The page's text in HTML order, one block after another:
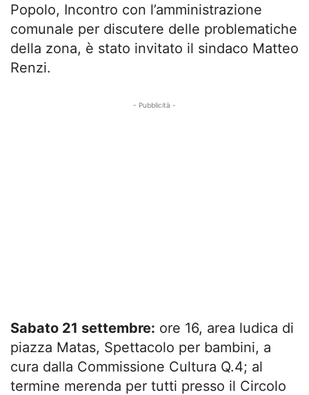
Popolo, Incontro con l’amministrazione
comunale per discutere delle problematiche
della zona, è stato invitato il sindaco Matteo
Renzi.
- Pubblicità -
Sabato 21 settembre: ore 16, area ludica di
piazza Matas, Spettacolo per bambini, a
cura dalla Commissione Cultura Q.4; al
termine merenda per tutti presso il Circolo